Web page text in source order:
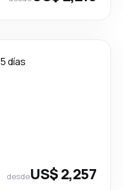
5 días
desdeUS$ 2,257